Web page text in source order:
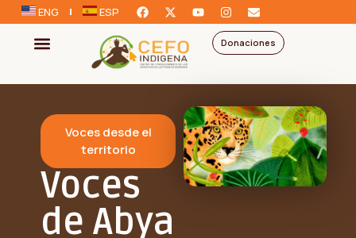
ENG ESP
Donaciones
Voces desde el
territorio
Voces
de Abya